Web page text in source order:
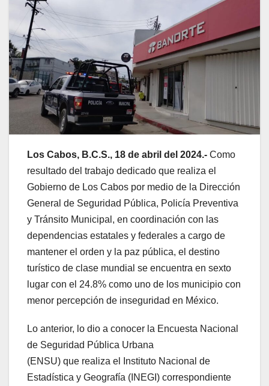
Los Cabos, B.C.S., 18 de abril del 2024.- Como
resultado del trabajo dedicado que realiza el
Gobierno de Los Cabos por medio de la Dirección
General de Seguridad Pública, Policía Preventiva
y Tránsito Municipal, en coordinación con las
dependencias estatales y federales a cargo de
mantener el orden y la paz pública, el destino
turístico de clase mundial se encuentra en sexto
lugar con el 24.8% como uno de los municipio con
menor percepción de inseguridad en México.
Lo anterior, lo dio a conocer la Encuesta Nacional
de Seguridad Pública Urbana
(ENSU) que realiza el Instituto Nacional de
Estadística y Geografía (INEGI) correspondiente